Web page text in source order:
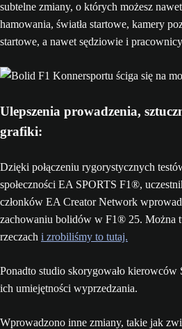
subtelne zmiany, o których możesz
hamowania, światła startowe, kamery
startowe, a nawet sędziowie i
Ulepszenia prowadzenia,
grafiki:
Dzięki połączeniu rygorystycznych
społeczności EA SPORTS F1®,
członków EA Creator Network
zachowaniu bolidów w F1® 25. Można
rzeczach i zrobiliśmy to tutaj.
Ponadto studio skorygowało
ich umiejętności wyprzedzania.
Wprowadzono inne zmiany, takie jak